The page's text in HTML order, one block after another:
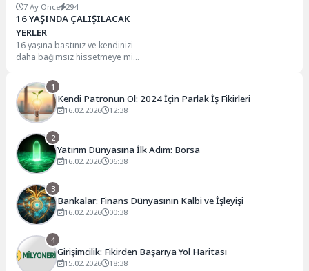
7 Ay Önce 294
16 YAŞINDA ÇALIŞILACAK
YERLER
16 yaşına bastınız ve kendinizi
daha bağımsız hissetmeye mi
sadece bir...
1
Kendi Patronun Ol: 2024 İçin Parlak İş Fikirleri
16.02.2026 12:38
2
Yatırım Dünyasına İlk Adım: Borsa
16.02.2026 06:38
3
Bankalar: Finans Dünyasının Kalbi ve İşleyişi
16.02.2026 00:38
4
Girişimcilik: Fikirden Başarıya Yol Haritası
15.02.2026 18:38